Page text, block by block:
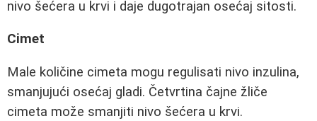
nivo šećera u krvi i daje dugotrajan osećaj sitosti.
Cimet
Male količine cimeta mogu regulisati nivo inzulina,
smanjujući osećaj gladi. Četvrtina čajne žliče
cimeta može smanjiti nivo šećera u krvi.